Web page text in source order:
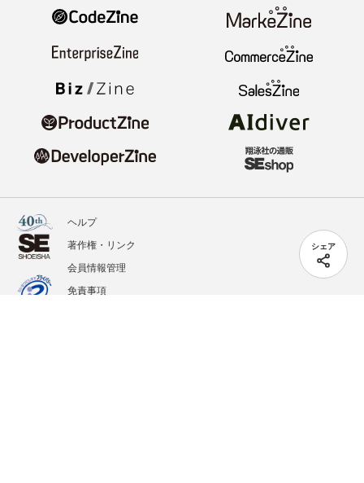
シェア
ヘルプ
著作権・リンク
会員情報管理
免責事項